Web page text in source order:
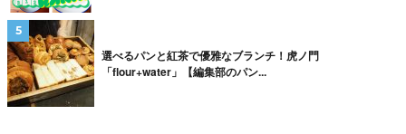
選べるパンと紅茶で優雅なブランチ！虎ノ門
「flour+water」【編集部のパン...